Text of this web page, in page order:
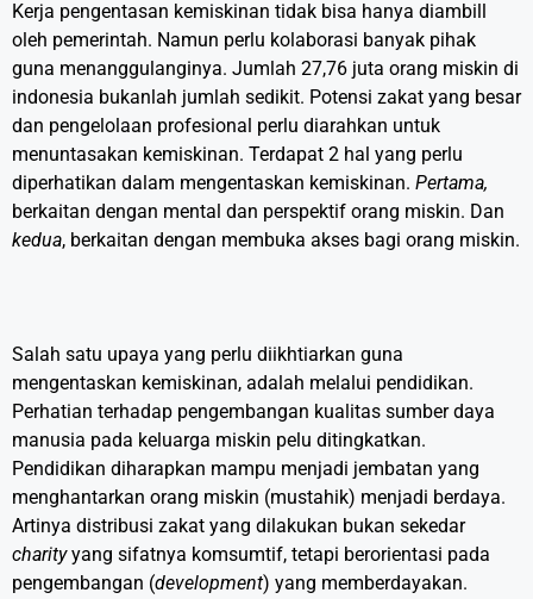
Kerja pengentasan kemiskinan tidak bisa hanya diambill
oleh pemerintah. Namun perlu kolaborasi banyak pihak
guna menanggulanginya. Jumlah 27,76 juta orang miskin di
indonesia bukanlah jumlah sedikit. Potensi zakat yang besar
dan pengelolaan profesional perlu diarahkan untuk
menuntasakan kemiskinan. Terdapat 2 hal yang perlu
diperhatikan dalam mengentaskan kemiskinan. Pertama,
berkaitan dengan mental dan perspektif orang miskin. Dan
kedua, berkaitan dengan membuka akses bagi orang miskin.
Salah satu upaya yang perlu diikhtiarkan guna
mengentaskan kemiskinan, adalah melalui pendidikan.
Perhatian terhadap pengembangan kualitas sumber daya
manusia pada keluarga miskin pelu ditingkatkan.
Pendidikan diharapkan mampu menjadi jembatan yang
menghantarkan orang miskin (mustahik) menjadi berdaya.
Artinya distribusi zakat yang dilakukan bukan sekedar
charityyang sifatnya komsumtif, tetapi berorientasi pada
pengembangan (development) yang memberdayakan.